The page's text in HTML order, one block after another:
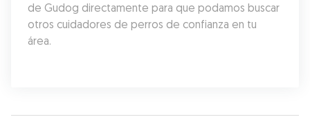
de Gudog directamente para que podamos buscar
otros cuidadores de perros de confianza en tu
área.